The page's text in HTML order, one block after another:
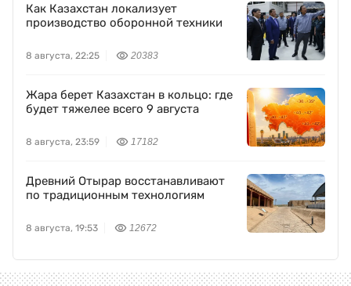
Как Казахстан локализует
производство оборонной техники
8 августа, 22:25 20383
Жара берет Казахстан в кольцо: где
будет тяжелее всего 9 августа
8 августа, 23:59 17182
Древний Отырар восстанавливают
по традиционным технологиям
8 августа, 19:53 12672